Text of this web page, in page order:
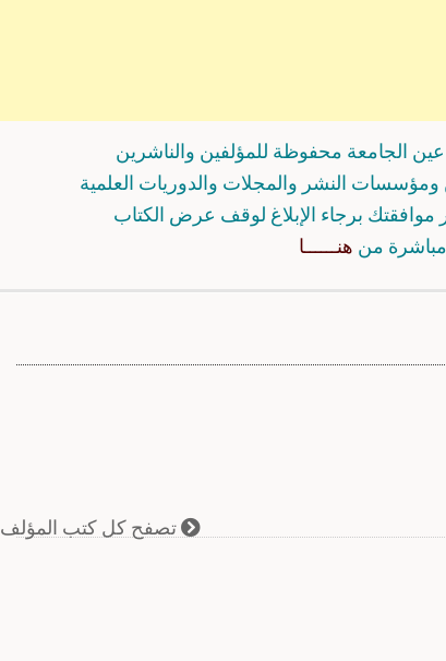
الجامعة محفوظة للمؤلفين والناشرين
ومؤسسات النشر والمجلات والدوريات العلمية
موافقتك برجاء الإبلاغ لوقف عرض الكتاب
مباشرة من هنــــــا
تصفح كل كتب المؤلف